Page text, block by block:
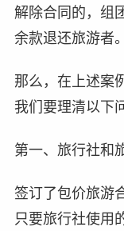
解除合同的，组
余款退还旅游者。
那么，在上述案
我们要理清以下
第一、旅行社和
签订了包价旅游
只要旅行社使用